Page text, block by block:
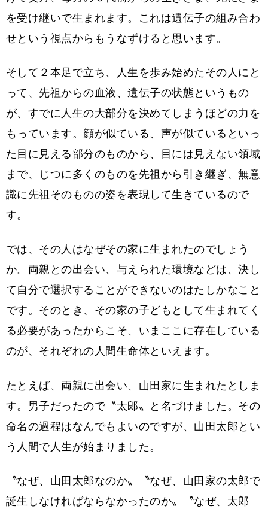
を受け継いで生まれます。これは遺伝子の組み合わ
せという視点からもうなずけると思います。
そして２本足で立ち、人生を歩み始めたその人にと
って、先祖からの血液、遺伝子の状態というもの
が、すでに人生の大部分を決めてしまうほどの力を
もっています。顔が似ている、声が似ているといっ
た目に見える部分のものから、目には見えない領域
まで、じつに多くのものを先祖から引き継ぎ、無意
識に先祖そのものの姿を表現して生きているので
す。
では、その人はなぜその家に生まれたのでしょう
か。両親との出会い、与えられた環境などは、決し
て自分で選択することができないのはたしかなこと
です。そのとき、その家の子どもとして生まれてく
る必要があったからこそ、いまここに存在している
のが、それぞれの人間生命体といえます。
たとえば、両親に出会い、山田家に生まれたとしま
す。男子だったので〝太郎〟と名づけました。その
命名の過程はなんでもよいのですが、山田太郎とい
う人間で人生が始まりました。
〝なぜ、山田太郎なのか〟〝なぜ、山田家の太郎で
誕生しなければならなかったのか〟〝なぜ、太郎